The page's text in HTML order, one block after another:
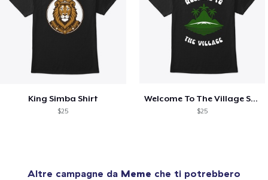
King Simba Shirt
$25
Welcome To The Village Shirt
$25
Altre campagne da Meme che ti potrebbero